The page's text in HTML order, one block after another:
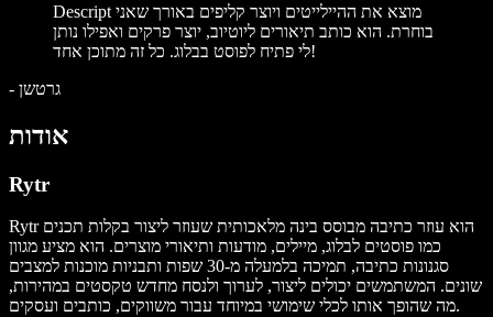
Descript מוצא את ההיילייטים ויוצר קליפים באורך שאני
בוחרת. הוא כותב תיאורים ליוטיוב, יוצר פרקים ואפילו נותן
לי פתיח לפוסט בבלוג. כל זה מתוכן אחד!
- גרטשן
אודות
Rytr
Rytr הוא עוזר כתיבה מבוסס בינה מלאכותית שעוזר ליצור בקלות תכנים
כמו פוסטים לבלוג, מיילים, מודעות ותיאורי מוצרים. הוא מציע מגוון
סגנונות כתיבה, תמיכה בלמעלה מ-30 שפות ותבניות מוכנות למצבים
שונים. המשתמשים יכולים ליצור, לערוך ולנסח מחדש טקסטים במהירות,
מה שהופך אותו לכלי שימושי במיוחד עבור משווקים, כותבים ועסקים.